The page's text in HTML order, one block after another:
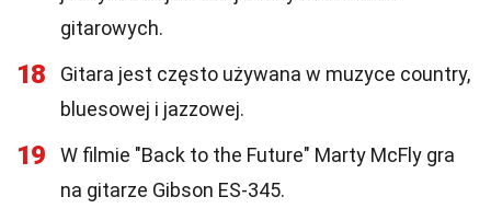
gitarowych.
18
Gitara jest często używana w muzyce country,
bluesowej i jazzowej.
19
W filmie "Back to the Future" Marty McFly gra
na gitarze Gibson ES-345.